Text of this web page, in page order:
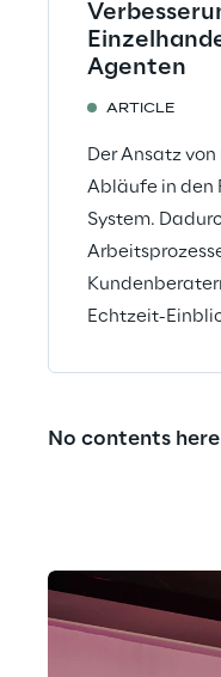
Agenten
ARTICLE
Der Ansatz
Abläufe in den
System.
Echtzeit-
No contents